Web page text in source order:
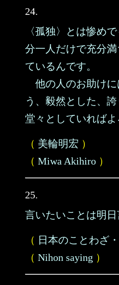
24.
〈孤独〉とは惨め
分一人だけで充分
ているんです。
他の人のお助けに
う、毅然とした、誇
堂々としていればよ
（ 美輪明宏 ）
（ Miwa Akihiro ）
25.
言いたいことは明日
（ 日本のことわざ
（ Nihon saying ）